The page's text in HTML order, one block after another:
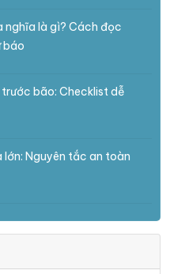
nghĩa là gì? Cách đọc
báo
bão: Checklist dễ
lớn: Nguyên tắc an toàn